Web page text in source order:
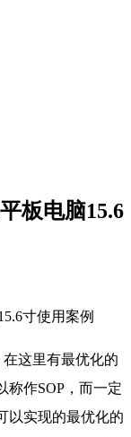
板电脑15.6
寸使用案例
这里有最优化的
称作SOP，而一定
以实现的最优化的